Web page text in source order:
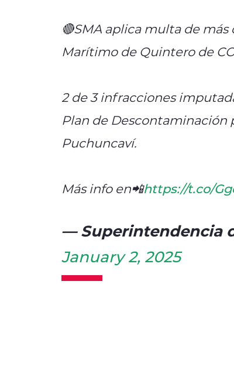
🔴SMA aplica multa de
Marítimo de Quintero de
2 de 3 infracciones
Plan de Descontaminación
Puchuncaví.
Más info en📲https://t.co/
— Superintendencia
January 2, 2025